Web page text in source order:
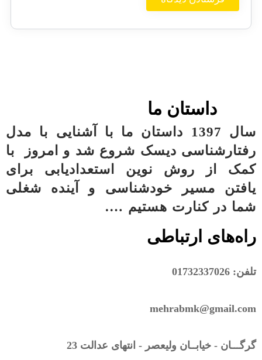
داستان ما
سال 1397 داستان ما با آشنایی با مدل
رفتارشناسی دیسک شروع شد و امروز با
کمک از روش نوین استعدادیابی برای
یافتن مسیر خودشناسی و آینده شغلی
شما در کنارت هستیم ….
راه‌های ارتباطی
تلفن: 01732337026
mehrabmk@gmail.com
گرگـــان - خیابــان ولیعصر - انتهای عدالت 23